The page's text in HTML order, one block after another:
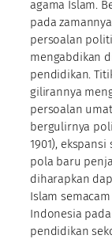
agama Islam.
pada
persoalan
mengabdikan
pendidikan.
gilirannya
persoalan
bergulirnya
1901),
pola baru
diharapkan
Islam
Indonesia
pendidikan